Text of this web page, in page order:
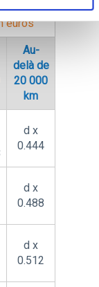
euros
Au-
delà de
20 000
km
d x
0.444
d x
0.488
d x
0.512